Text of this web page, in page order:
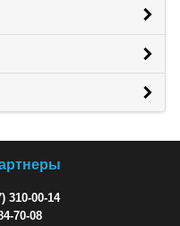
310-00-14
70-08